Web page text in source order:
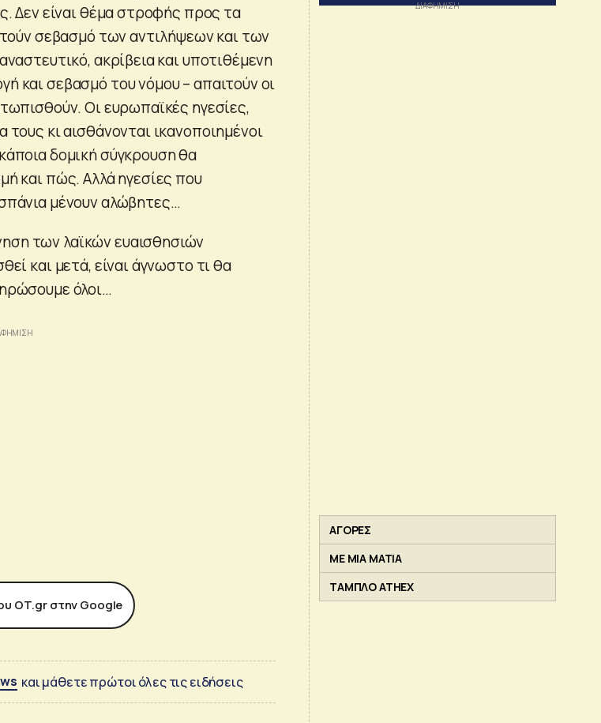
Δεν είναι θέμα στροφής προς τα
σεβασμό των αντιλήψεων και των
ακρίβεια και υποτιθέμενη
και σεβασμό του νόμου – απαιτούν οι
Οι ευρωπαϊκές ηγεσίες,
κι αισθάνονται ικανοποιημένοι
δομική σύγκρουση θα
και πώς. Αλλά ηγεσίες που
μένουν αλώβητες…
των λαϊκών ευαισθησιών
και μετά, είναι άγνωστο τι θα
όλοι…
ΟΤ.gr στην Google
και μάθετε πρώτοι όλες τις ειδήσεις
ΑΓΟΡΕΣ
ΜΕ ΜΙΑ ΜΑΤΙΑ
ΤΑΜΠΛΟ ATHEX